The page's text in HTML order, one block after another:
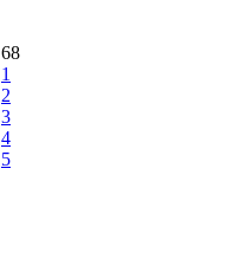
68
1
2
3
4
5